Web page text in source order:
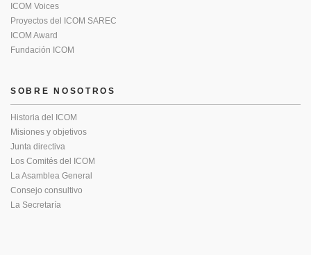
ICOM Voices
Proyectos del ICOM SAREC
ICOM Award
Fundación ICOM
SOBRE NOSOTROS
Historia del ICOM
Misiones y objetivos
Junta directiva
Los Comités del ICOM
La Asamblea General
Consejo consultivo
La Secretaría